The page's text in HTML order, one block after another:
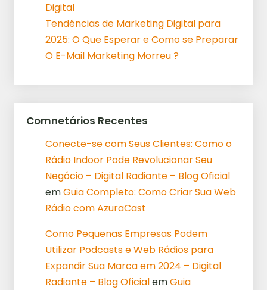
Digital
Tendências de Marketing Digital para
2025: O Que Esperar e Como se Preparar
O E-Mail Marketing Morreu ?
Comnetários Recentes
Conecte-se com Seus Clientes: Como o
Rádio Indoor Pode Revolucionar Seu
Negócio – Digital Radiante – Blog Oficial
emGuia Completo: Como Criar Sua Web
Rádio com AzuraCast
Como Pequenas Empresas Podem
Utilizar Podcasts e Web Rádios para
Expandir Sua Marca em 2024 – Digital
Radiante – Blog OficialemGuia